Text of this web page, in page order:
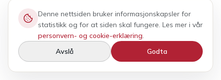
Denne nettsiden bruker informasjonskapsler for
statistikk og for at siden skal fungere. Les mer i vår
personvern- og cookie-erklæring.
Avslå
Godta